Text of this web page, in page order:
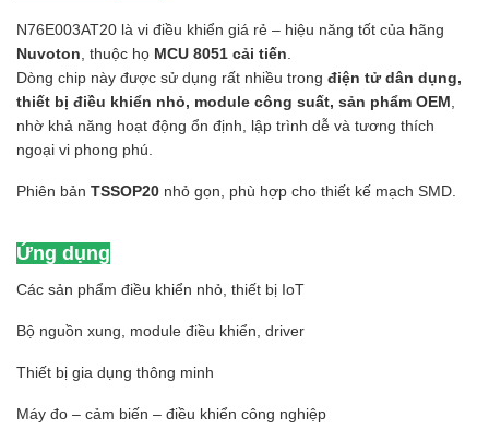
N76E003AT20 là vi điều khiển giá rẻ – hiệu năng tốt của hãng
Nuvoton , thuộc họ MCU 8051 cải tiến
Dòng chip này được sử dụng rất nhiều trong điện tử dân dụng,
thiết bị điều khiển nhỏ, module công suất, sản phẩm OEM
nhờ khả năng hoạt động ổn định, lập trình dễ và tương thích
ngoại vi phong phú.
Phiên bản TSSOP20 nhỏ gọn, phù hợp cho thiết kế mạch SMD.
Ứng dụng
Các sản phẩm điều khiển nhỏ, thiết bị IoT
Bộ nguồn xung, module điều khiển, driver
Thiết bị gia dụng thông minh
Máy đo – cảm biến – điều khiển công nghiệp